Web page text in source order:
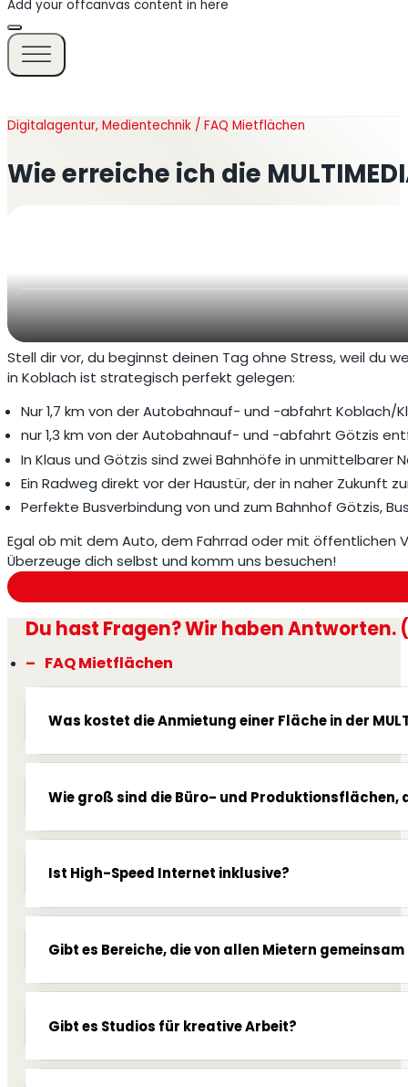
Add your offcanvas content in here
Wie erreiche ich die
Digitalagentur, Medientechnik / FAQ Mietflächen
Stell dir vor, du beginnst deinen Tag ohne Stress, weil du
in Koblach ist strategisch perfekt gelegen:
Nur 1,7 km von der Autobahnauf- und -abfahrt Koblach/
nur 1,3 km von der Autobahnauf- und -abfahrt Götzis
In Klaus und Götzis sind zwei Bahnhöfe in unmittelbarer
Ein Radweg direkt vor der Haustür, der in naher Zukunft
Perfekte Busverbindung von und zum Bahnhof Götzis,
Egal ob mit dem Auto, dem Fahrrad oder mit öffentlichen
Überzeuge dich selbst und komm uns besuchen!
Du hast Fragen? Wir haben Antworten.
FAQ Mietflächen
Was kostet die Anmietung einer Fläche in der
Wie groß sind die Büro- und Produktionsflächen,
Ist High-Speed Internet inklusive?
Gibt es Bereiche, die von allen Mietern
Gibt es Studios für kreative Arbeit?